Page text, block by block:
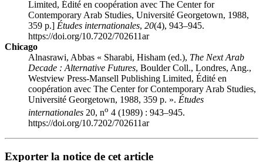
Limited, Édité en coopération avec The Center for
Contemporary Arab Studies, Université Georgetown, 1988,
359 p.] Études internationales, 20(4), 943–945.
https://doi.org/10.7202/702611ar
Chicago
Alnasrawi, Abbas « Sharabi, Hisham (ed.), The Next Arab
Decade : Alternative Futures, Boulder Coll., Londres, Ang.,
Westview Press-Mansell Publishing Limited, Édité en
coopération avec The Center for Contemporary Arab Studies,
Université Georgetown, 1988, 359 p. ». Études
internationales 20, no 4 (1989) : 943–945.
https://doi.org/10.7202/702611ar
Exporter la notice de cet article